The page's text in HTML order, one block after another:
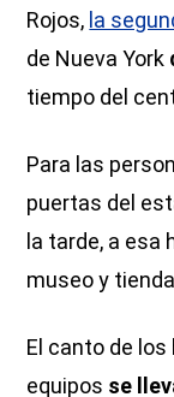
Rojos, la
de Nueva York
tiempo del
Para las
puertas del
la tarde, a esa
museo y
El canto de
equipos se